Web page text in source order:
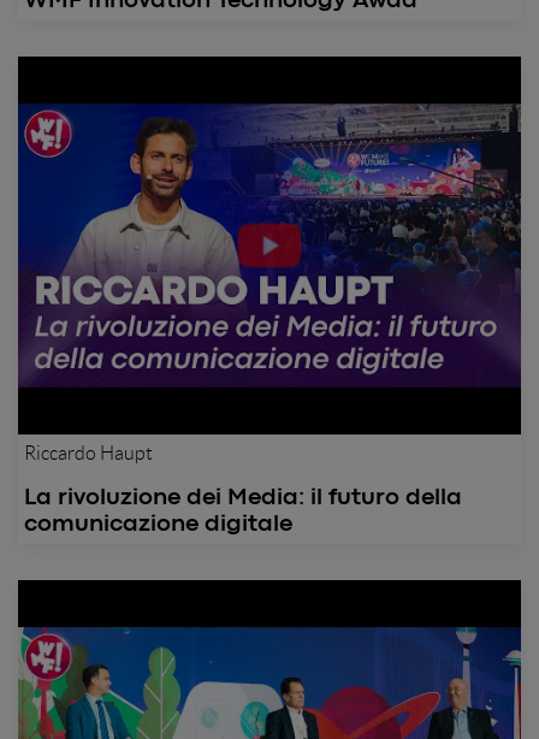
Riccardo Haupt
La rivoluzione dei Media: il futuro della
comunicazione digitale